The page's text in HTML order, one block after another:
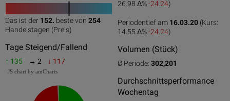
Das ist der 152. beste von 254
Handelstagen (Preis)
Tage Steigend/Fallend
↑ 135 → 2 ↓ 117
JS chart by amCharts
26.98 Δ%-24.24)
Periodentief am 16.03.20 (Kurs:
14.55 Δ%-24.24)
Volumen (Stück)
Ø Periode: 302,201
Durchschnittsperformance
Wochentag